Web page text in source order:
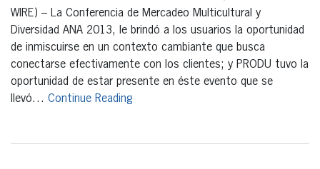
WIRE) – La Conferencia de Mercadeo Multicultural y
Diversidad ANA 2013, le brindó a los usuarios la oportunidad
de inmiscuirse en un contexto cambiante que busca
conectarse efectivamente con los clientes; y PRODU tuvo la
oportunidad de estar presente en éste evento que se
llevó… Continue Reading